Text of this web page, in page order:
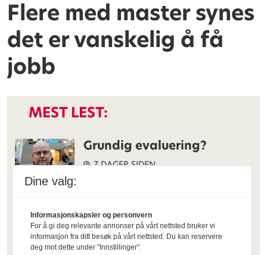
Flere med master synes
det er vanskelig å få
jobb
MEST LEST:
Grundig evaluering?
7 DAGER SIDEN
begrunnet med
toppforskning
2 DAGER SIDEN
Dine valg:
Informasjonskapsler og personvern
For å gi deg relevante annonser på vårt nettsted bruker vi
informasjon fra ditt besøk på vårt nettsted. Du kan reservere
deg mot dette under "Innstillinger".